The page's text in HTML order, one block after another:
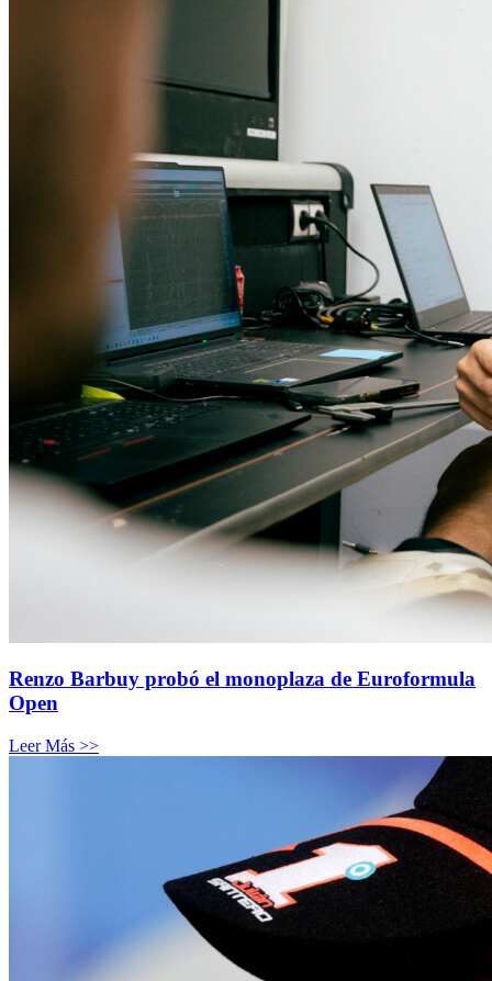
Renzo Barbuy probó el monoplaza de Euroformula
Open
Leer Más >>